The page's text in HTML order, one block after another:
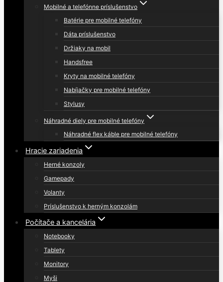
Mobilné a telefónne príslušenstvo
Batérie pre mobilné telefóny
Dáta príslušenstvo
Držiaky na mobil
Handsfree
Kryty na mobilné telefóny
Nabíjačky pre mobilné telefóny
Stylusy
Náhradné diely pre mobilné telefóny
Náhradné flex káble pre mobilné telefóny
Hracie zariadenia
Herné konzoly
Gamepady
Volanty
Príslušenstvo k herným konzolám
Počítače a kancelária
Notebooky
Tablety
Monitory
Myši